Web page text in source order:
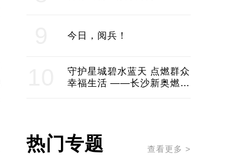
今日，阅兵！
守护星城碧水蓝天 点燃群众
幸福生活 ——长沙新奥燃气
热门专题 查看更多 >